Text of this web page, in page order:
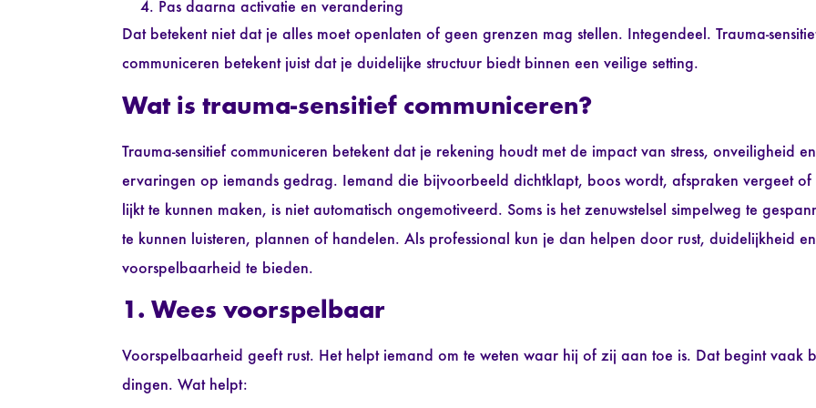
Pas daarna activatie en verandering
Dat betekent niet dat je alles moet openlaten of geen grenzen mag stellen. Integendeel. Trauma-
communiceren betekent juist dat je duidelijke structuur biedt binnen een veilige setting.
Wat is trauma-sensitief communiceren?
Trauma-sensitief communiceren betekent dat je rekening houdt met de impact van stress, onveiligheid
ervaringen op iemands gedrag. Iemand die bijvoorbeeld dichtklapt, boos wordt, afspraken vergeet of
lijkt te kunnen maken, is niet automatisch ongemotiveerd. Soms is het zenuwstelsel simpelweg te
te kunnen luisteren, plannen of handelen. Als professional kun je dan helpen door rust, duidelijkheid en
voorspelbaarheid te bieden.
1. Wees voorspelbaar
Voorspelbaarheid geeft rust. Het helpt iemand om te weten waar hij of zij aan toe is. Dat begint vaak
dingen. Wat helpt: